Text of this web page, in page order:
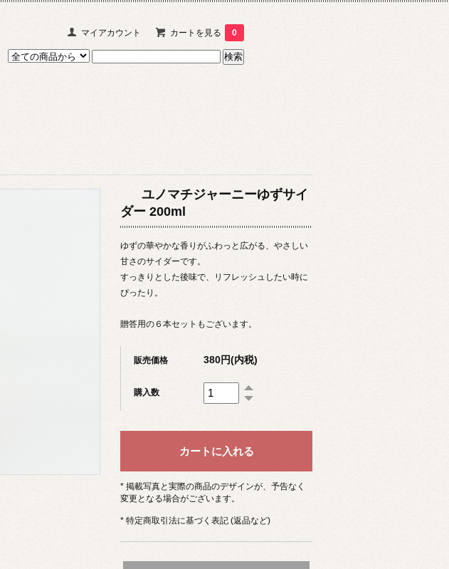
マイアカウント カートを見る 0
ユノマチジャーニーゆずサイ
ダー 200ml
ゆずの華やかな香りがふわっと広がる、やさしい
甘さのサイダーです。
すっきりとした後味で、リフレッシュしたい時に
ぴったり。
贈答用の６本セットもございます。
販売価格 380円(内税)
購入数
* 掲載写真と実際の商品のデザインが、予告なく
変更となる場合がございます。
* 特定商取引法に基づく表記 (返品など)